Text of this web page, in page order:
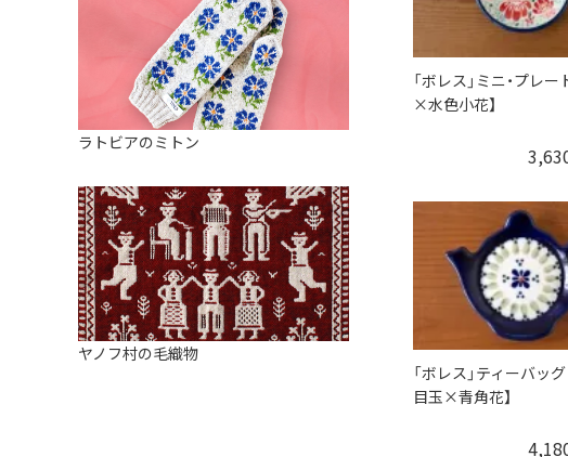
「ボレス」ミニ・プレー
×水色小花】
「ボレス」ティーバッ
目玉×青角花】
ラトビアのミトン
ヤノフ村の毛織物